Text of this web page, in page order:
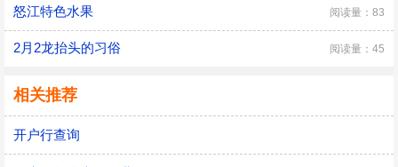
怒江特色水果 阅读量：83
2月2龙抬头的习俗 阅读量：45
相关推荐
开户行查询